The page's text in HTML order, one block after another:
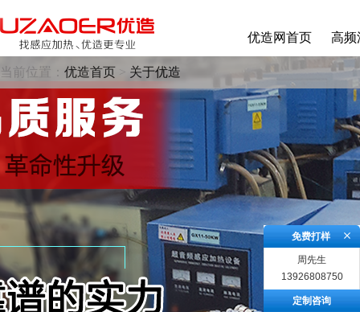
优造网首页 高频
当前位置： 优造首页 > 关于优造
免费打样
周先生
13926808750
定制咨询